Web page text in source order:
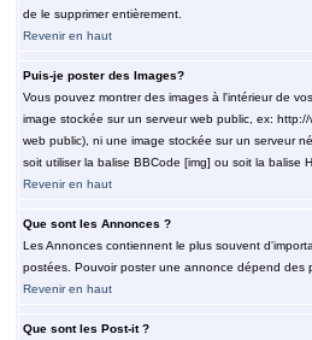
de le supprimer entièrement.
Revenir en haut
Puis-je poster des Images?
Vous pouvez montrer des images à l'intérieur de
image stockée sur un serveur web public, ex:
web public), ni une image stockée sur un serveur
soit utiliser la balise BBCode [img] ou soit la balise
Revenir en haut
Que sont les Annonces ?
Les Annonces contiennent le plus souvent
postées. Pouvoir poster une annonce dépend des
Revenir en haut
Que sont les Post-it ?